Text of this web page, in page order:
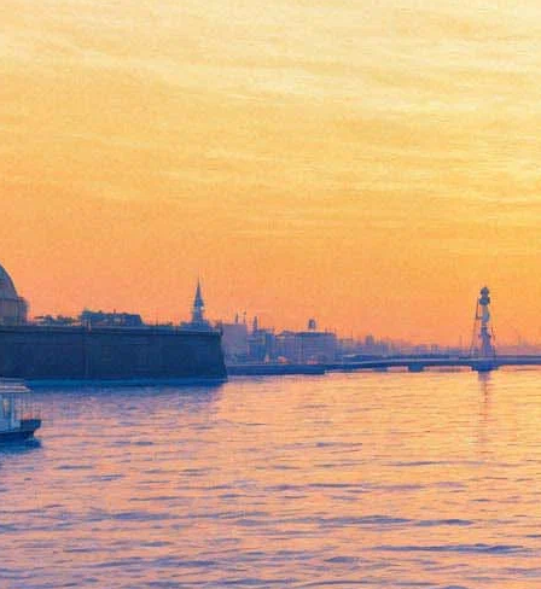
«Тор-3» на экранах: Ума
Валхалла
02 ноября 2017,14:45 Версия для печати